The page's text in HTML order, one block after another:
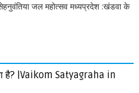
जल महोत्सव मध्यप्रदेश :खंडवा के
है? |Vaikom Satyagraha in